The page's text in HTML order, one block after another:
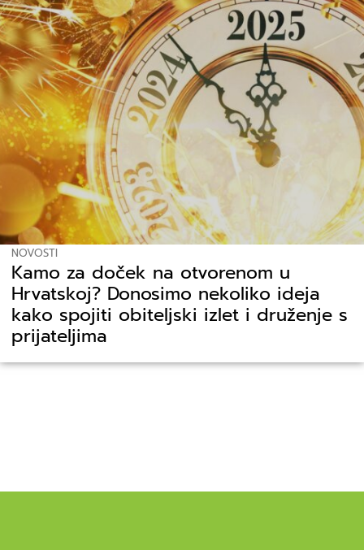
NOVOSTI
Kamo za doček na otvorenom u
Hrvatskoj? Donosimo nekoliko ideja
kako spojiti obiteljski izlet i druženje s
prijateljima